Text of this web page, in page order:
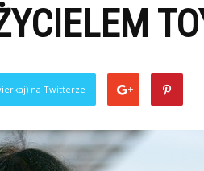
na Twitterze